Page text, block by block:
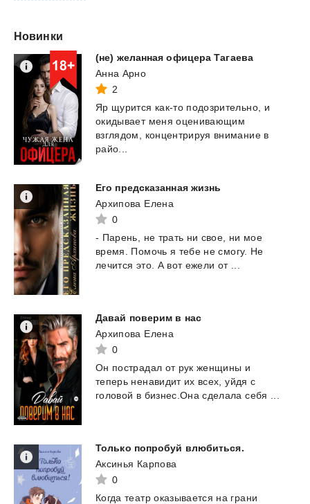
Новинки
(не) желанная офицера Тагаева
Анна Арно
2
Яр щурится как-то подозрительно, и
окидывает меня оценивающим
взглядом, концентрируя внимание в
райо...
Его предсказанная жизнь
Архипова Елена
0
- Парень, не трать ни свое, ни мое
время.
Помочь я тебе не смогу. Не
лечится это. А вот ежели от
Давай поверим в нас
Архипова Елена
0
Он пострадал от рук женщины и
теперь ненавидит их всех, уйдя с
головой в бизнес.Она сделала себя
Только попробуй влюбиться.
Аксинья Карпова
0
Когда театр оказывается на грани